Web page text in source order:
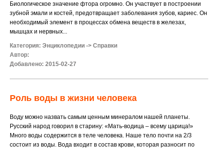
Биологическое значение фтора огромно. Он участвует в построении
зубной эмали и костей, предотвращает заболевания зубов, кариес. Он
необходимый элемент в процессах обмена веществ в железах,
мышцах и нервных...
Категория: Энциклопедии -> Справки
Автор:
Добавлено: 2015-02-27
Роль воды в жизни человека
Воду можно назвать самым ценным минералом нашей планеты.
Русский народ говорил в старину: «Мать-водица – всему царица!»
Много воды содержится в теле человека. Наше тело почти на 2/3
состоит из воды. Вода входит в состав крови, которая разносит по